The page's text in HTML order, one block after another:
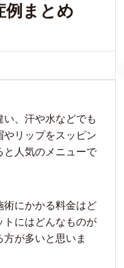
例まとめ
、汗や水などでも
リップをスッピン
と人気のメニューで
術にかかる料金はど
にはどんなものが
が多いと思いま